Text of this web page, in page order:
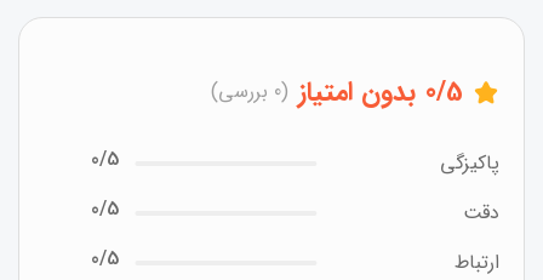
0/5 بدون امتیاز (0 بررسی)
پاکیزگی
0/5
دقت
0/5
ارتباط
0/5